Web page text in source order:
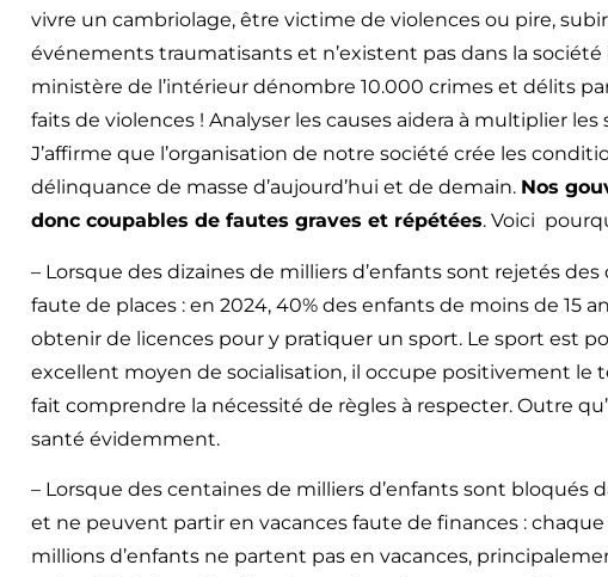
vivre un cambriolage, être victime de violences ou pire,
événements traumatisants et n’existent pas dans la société
ministère de l’intérieur dénombre 10.000 crimes et délits
faits de violences ! Analyser les causes aidera à multiplier les
J’affirme que l’organisation de notre société crée les
délinquance de masse d’aujourd’hui et de demain. Nos
donc coupables de fautes graves et répétées. Voici
– Lorsque des dizaines de milliers d’enfants sont rejetés
faute de places : en 2024, 40% des enfants de moins de 15
obtenir de licences pour y pratiquer un sport. Le sport est
excellent moyen de socialisation, il occupe positivement le
fait comprendre la nécessité de règles à respecter. Outre
santé évidemment.
– Lorsque des centaines de milliers d’enfants sont bloqués
et ne peuvent partir en vacances faute de finances :
millions d’enfants ne partent pas en vacances,